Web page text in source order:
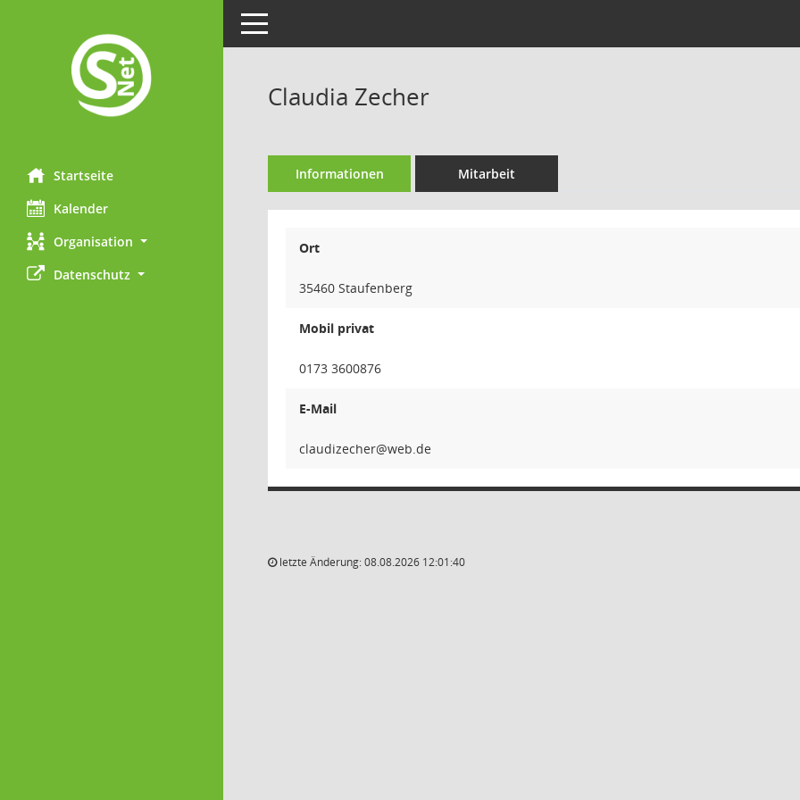
Startseite
Kalender
Organisation
Datenschutz
Toggle navigation
Claudia Zecher
Informationen Mitarbeit
Ort
35460 Staufenberg
Mobil privat
0173 3600876
E-Mail
rehcez
letzte Änderung: 08.08.2026 12:01:40